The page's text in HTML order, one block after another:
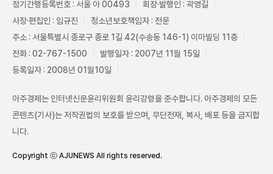
정기간행등록번호 : 서울 아 00493
회장·발행인 : 곽영길
사장·편집인 : 임규진
청소년보호책임자 : 전운
주소 : 서울특별시 종로구 종로 1길 42(수송동 146-1) 이마빌딩 11층
전화 : 02-767-1500
발행일자 : 2007년 11월 15일
등록일자 : 2008년 01월10일
아주경제는 인터넷신문윤리위원회 윤리강령을 준수합니다. 아주경제의 모든
콘텐츠(기사)는 저작권법의 보호를 받으며, 무단전재, 복사, 배포 등을 금지합
니다.
Copyright ⓒ AJUNEWS All rights reserved.